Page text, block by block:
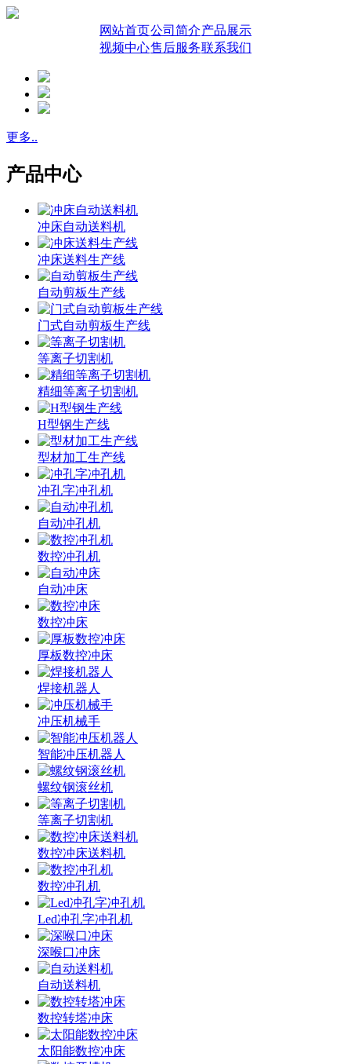
网站首页公司简介产品展示
视频中心售后服务联系我们
更多..
产品中心
冲床自动送料机
冲床送料生产线
自动剪板生产线
门式自动剪板生产线
等离子切割机
精细等离子切割机
H型钢生产线
型材加工生产线
冲孔字冲孔机
自动冲孔机
数控冲孔机
自动冲床
数控冲床
厚板数控冲床
焊接机器人
冲压机械手
智能冲压机器人
螺纹钢滚丝机
等离子切割机
数控冲床送料机
数控冲孔机
Led冲孔字冲孔机
深喉口冲床
自动送料机
数控转塔冲床
太阳能数控冲床